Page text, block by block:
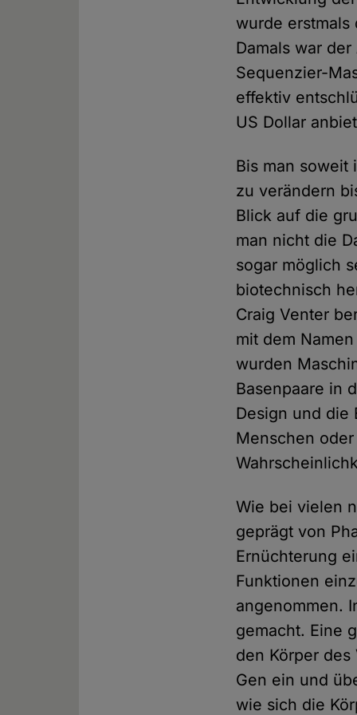
wurde erstmals
Damals war
Sequenzier-
effektiv
US Dollar
Bis man
zu verändern
Blick auf die
man nicht die
sogar möglich
biotechnisch
Craig Venter
mit dem Namen
wurden
Basenpaare in
Design und die
Menschen
Wie bei vielen
geprägt von
Ernüchterung
Funktionen
angenommen.
gemacht. Eine
den Körper
Gen ein und
wie sich die